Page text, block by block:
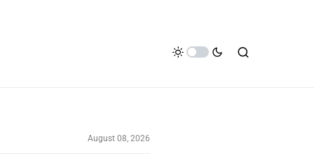
August 08, 2026